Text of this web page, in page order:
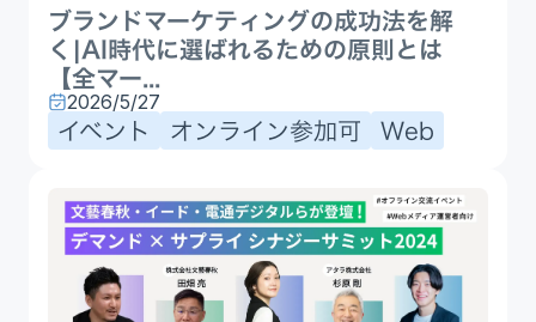
ブランドマーケティングの成功法を解
く|AI時代に選ばれるための原則とは
【全マー...
2026/5/27
イベント オンライン参加可 Web